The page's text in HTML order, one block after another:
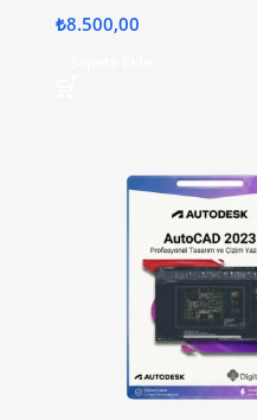
₺8.500,00